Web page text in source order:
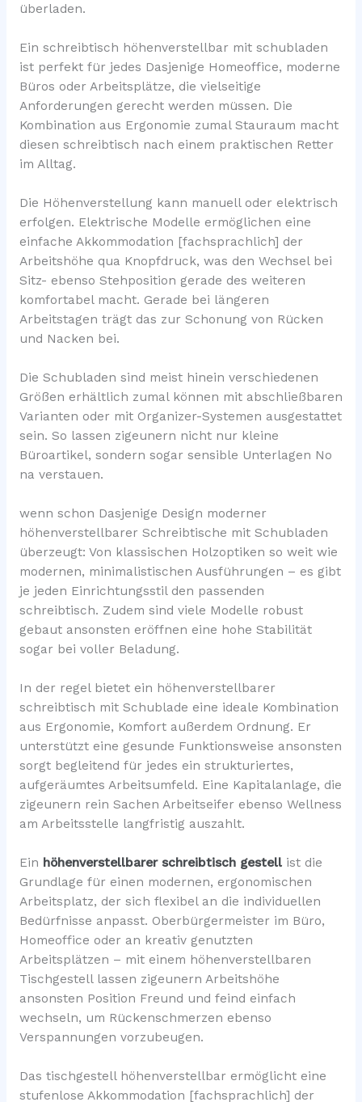
überladen.
Ein schreibtisch höhenverstellbar mit schubladen
ist perfekt für jedes Dasjenige Homeoffice, moderne
Büros oder Arbeitsplätze, die vielseitige
Anforderungen gerecht werden müssen. Die
Kombination aus Ergonomie zumal Stauraum macht
diesen schreibtisch nach einem praktischen Retter
im Alltag.
Die Höhenverstellung kann manuell oder elektrisch
erfolgen. Elektrische Modelle ermöglichen eine
einfache Akkommodation [fachsprachlich] der
Arbeitshöhe qua Knopfdruck, was den Wechsel bei
Sitz- ebenso Stehposition gerade des weiteren
komfortabel macht. Gerade bei längeren
Arbeitstagen trägt das zur Schonung von Rücken
und Nacken bei.
Die Schubladen sind meist hinein verschiedenen
Größen erhältlich zumal können mit abschließbaren
Varianten oder mit Organizer-Systemen ausgestattet
sein. So lassen zigeunern nicht nur kleine
Büroartikel, sondern sogar sensible Unterlagen No
na verstauen.
wenn schon Dasjenige Design moderner
höhenverstellbarer Schreibtische mit Schubladen
überzeugt: Von klassischen Holzoptiken so weit wie
modernen, minimalistischen Ausführungen – es gibt
je jeden Einrichtungsstil den passenden
schreibtisch. Zudem sind viele Modelle robust
gebaut ansonsten eröffnen eine hohe Stabilität
sogar bei voller Beladung.
In der regel bietet ein höhenverstellbarer
schreibtisch mit Schublade eine ideale Kombination
aus Ergonomie, Komfort außerdem Ordnung. Er
unterstützt eine gesunde Funktionsweise ansonsten
sorgt begleitend für jedes ein strukturiertes,
aufgeräumtes Arbeitsumfeld. Eine Kapitalanlage, die
zigeunern rein Sachen Arbeitseifer ebenso Wellness
am Arbeitsstelle langfristig auszahlt.
Ein höhenverstellbarer schreibtisch gestellist die
Grundlage für einen modernen, ergonomischen
Arbeitsplatz, der sich flexibel an die individuellen
Bedürfnisse anpasst. Oberbürgermeister im Büro,
Homeoffice oder an kreativ genutzten
Arbeitsplätzen – mit einem höhenverstellbaren
Tischgestell lassen zigeunern Arbeitshöhe
ansonsten Position Freund und feind einfach
wechseln, um Rückenschmerzen ebenso
Verspannungen vorzubeugen.
Das tischgestell höhenverstellbar ermöglicht eine
stufenlose Akkommodation [fachsprachlich] der